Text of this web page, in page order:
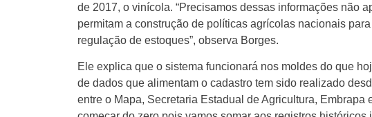
de 2017, o vinícola. “Precisamos dessas informações não
permitam a construção de políticas agrícolas nacionais
regulação de estoques”, observa Borges.
Ele explica que o sistema funcionará nos moldes do que
de dados que alimentam o cadastro tem sido realizado
entre o Mapa, Secretaria Estadual de Agricultura,